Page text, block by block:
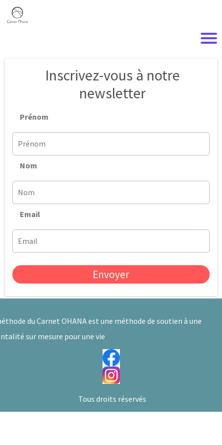
Inscrivez-vous à notre
newsletter
Prénom
Nom
Email
Envoyer
du Carnet OHANA est une méthode de soutien à une
sur mesure pour une vie
Tous droits réservés